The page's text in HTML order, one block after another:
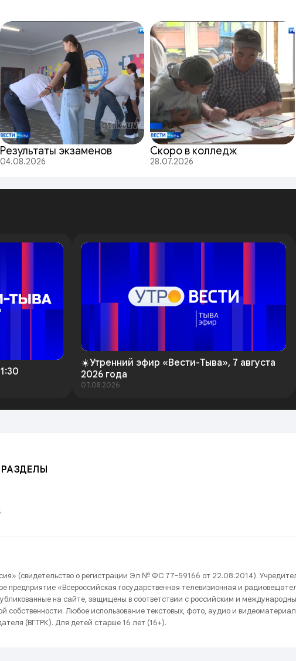
Результаты экзаменов
04.08.2026
Скоро в колледж
28.07.2026
☀️Утренний эфир «Вести-Тыва», 7 августа
2026 года
07.08.2026
(свидетельство о регистрации Эл № ФС 77-59166 от 22.08.2014).
предприятие «Всероссийская государственная телевизионная и
на сайте, защищены в соответствии с российским и
собственности. Любое использование текстовых, фото, аудио и
(ВГТРК). Для детей старше 16 лет (16+).